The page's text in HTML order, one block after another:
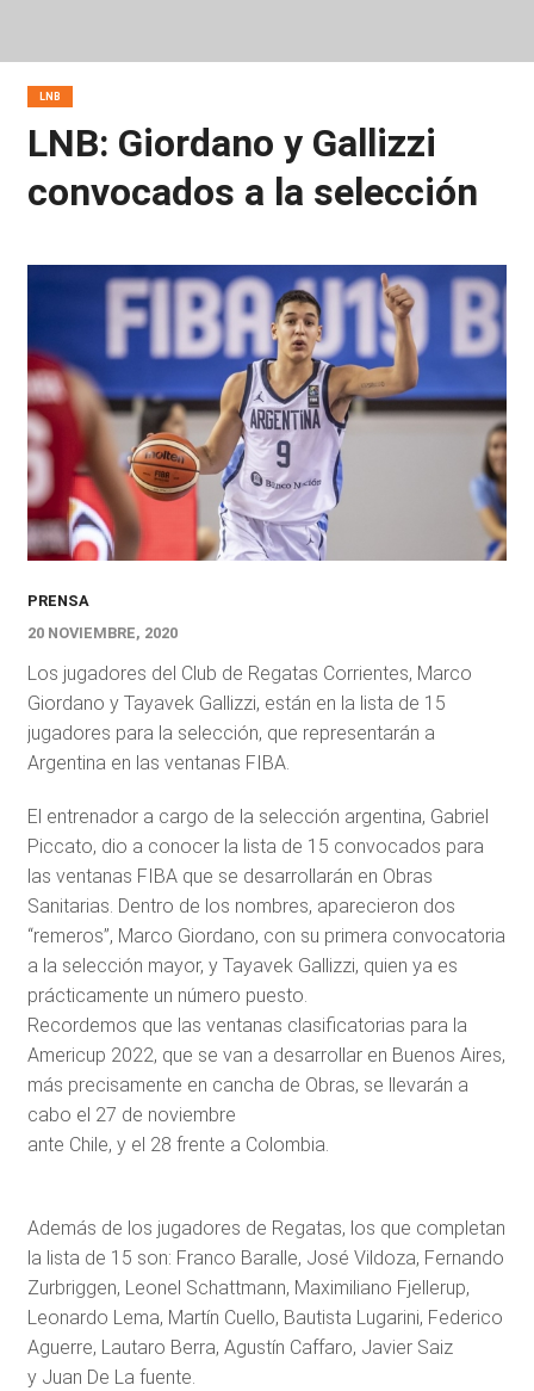
LNB
LNB: Giordano y Gallizzi
convocados a la selección
PRENSA
20 NOVIEMBRE, 2020
Los jugadores del Club de Regatas Corrientes, Marco
Giordano y Tayavek Gallizzi, están en la lista de 15
jugadores para la selección, que representarán a
Argentina en las ventanas FIBA.
El entrenador a cargo de la selección argentina, Gabriel
Piccato, dio a conocer la lista de 15 convocados para
las ventanas FIBA que se desarrollarán en Obras
Sanitarias. Dentro de los nombres, aparecieron dos
“remeros”, Marco Giordano, con su primera convocatoria
a la selección mayor, y Tayavek Gallizzi, quien ya es
prácticamente un número puesto.
Recordemos que las ventanas clasificatorias para la
Americup 2022, que se van a desarrollar en Buenos Aires,
más precisamente en cancha de Obras, se llevarán a
cabo el 27 de noviembre
ante Chile, y el 28 frente a Colombia.
Además de los jugadores de Regatas, los que completan
la lista de 15 son: Franco Baralle, José Vildoza, Fernando
Zurbriggen, Leonel Schattmann, Maximiliano Fjellerup,
Leonardo Lema, Martín Cuello, Bautista Lugarini, Federico
Aguerre, Lautaro Berra, Agustín Caffaro, Javier Saiz
y Juan De La fuente.